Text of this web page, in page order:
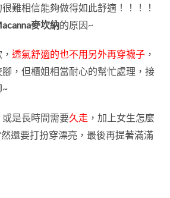
難相信能夠做得如此舒適！！！！
麥坎納的原因~
，透氣舒適的也不用另外再穿襪子 ，
，但櫃姐相當耐心的幫忙處理，接
~
或是長時間需要久走 ，加上女生怎麼
還要打扮穿漂亮，最後再提著滿滿